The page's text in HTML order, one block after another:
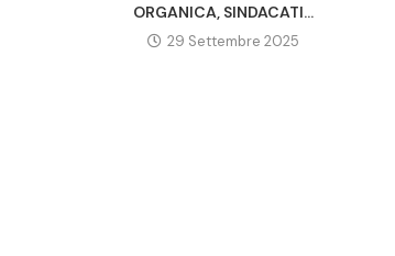
ORGANICA, SINDACATI...
29 Settembre 2025